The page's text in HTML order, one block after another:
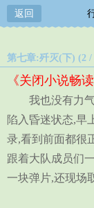
返回
第七章:歼灭(下) (2 /
《关闭小说畅
我也没有力气
陷入昏迷状态,早
录,看到前面都很
跟着大队成员们
一块弹片,还现场